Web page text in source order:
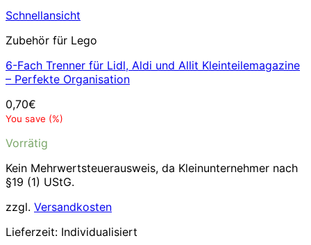
Schnellansicht
Zubehör für Lego
6-Fach Trenner für Lidl, Aldi und Allit Kleinteilemagazine
– Perfekte Organisation
0,70€
You save (%)
Vorrätig
Kein Mehrwertsteuerausweis, da Kleinunternehmer nach
§19 (1) UStG.
zzgl. Versandkosten
Lieferzeit: Individualisiert